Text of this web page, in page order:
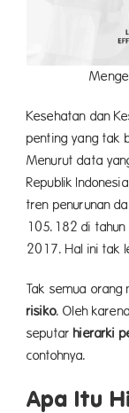
Kesehatan dan
penting yang tak
Menurut data
Republik
tren penurunan
105.182 di
2017. Hal ini tak
Tak semua
risiko. Oleh
seputarhierarki
contohnya.
Apa Itu